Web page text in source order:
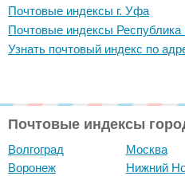
Почтовые индексы г. Уфа
Почтовые индексы Республика
Узнать почтовый индекс по
Почтовые индексы
Волгоград
Воронеж
Москва
Нижний